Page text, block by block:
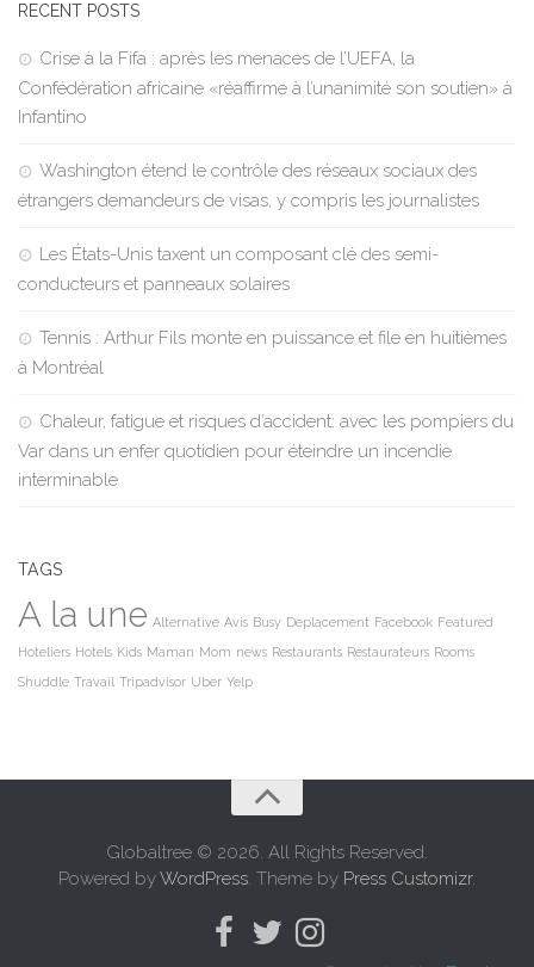
RECENT POSTS
Crise à la Fifa : après les menaces de l’UEFA, la
Confédération africaine «réaffirme à l’unanimité son soutien» à
Infantino
Washington étend le contrôle des réseaux sociaux des
étrangers demandeurs de visas, y compris les journalistes
Les États-Unis taxent un composant clé des semi-
conducteurs et panneaux solaires
Tennis : Arthur Fils monte en puissance et file en huitièmes
à Montréal
Chaleur, fatigue et risques d’accident: avec les pompiers du
Var dans un enfer quotidien pour éteindre un incendie
interminable
TAGS
A la une Alternative Avis Busy Deplacement Facebook Featured
Hoteliers Hotels Kids Maman Mom news Restaurants Restaurateurs Rooms
Shuddle Travail Tripadvisor Uber Yelp
Globaltree © 2026. All Rights Reserved.
Powered byWordPress. Theme by Press Customizr.